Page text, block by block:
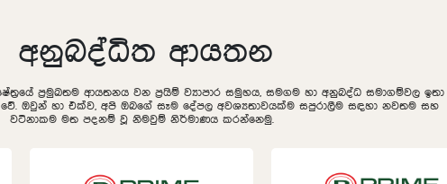
අනුබද්ධිත ආයතන
ප්‍රමුඛතම ආයතනය වන ප්‍රයිම් ව්‍යාපාර සමුහය, සමගම හා අනුබද්ධ සමාගම්වල ඉතා
ඔවුන් හා එක්ව, අපි ඔබගේ සෑම දේපල අවශ්‍යතාවයක්ම සපුරාලීම සඳහා නවතම සහ
වටිනාකම මත පදනම් වූ නිමවුම් නිර්මාණය කරන්නෙමු.